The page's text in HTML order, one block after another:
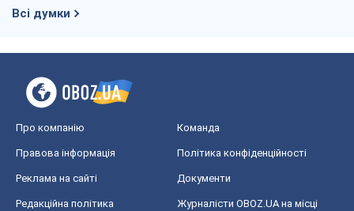
Всі думки
Про компанію Команда
Правова інформація Політика конфіденційності
Реклама на сайті Документи
Редакційна політика
Журналісти OBOZ.UA на місці